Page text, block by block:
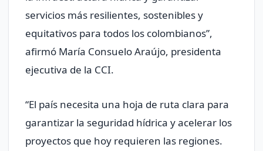
servicios más resilientes, sostenibles y
equitativos para todos los colombianos”,
afirmó María Consuelo Araújo, presidenta
ejecutiva de la CCI.
“El país necesita una hoja de ruta clara para
garantizar la seguridad hídrica y acelerar los
proyectos que hoy requieren las regiones.